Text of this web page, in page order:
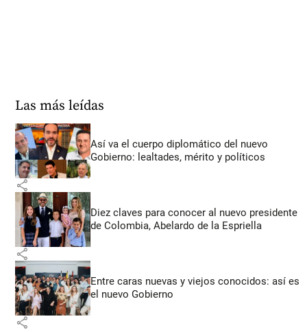
Las más leídas
Así va el cuerpo diplomático del nuevo
Gobierno: lealtades, mérito y políticos
share
Diez claves para conocer al nuevo presidente
de Colombia, Abelardo de la Espriella
share
Entre caras nuevas y viejos conocidos: así es
el nuevo Gobierno
share